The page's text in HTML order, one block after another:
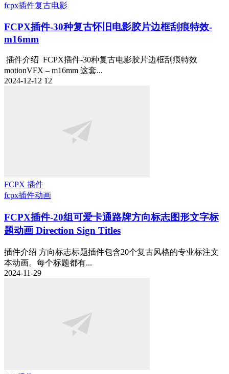
fcpx插件复古电影
FCPX插件-30种复古怀旧电影胶片边框刮痕特效-
m16mm
插件介绍 FCPX插件-30种复古电影胶片边框刮痕特效
motionVFX – m16mm 这套...
2024-12-12 12
FCPX 插件
fcpx插件动画
FCPX插件-20组可爱卡通路牌方向标志图形文字标
题动画 Direction Sign Titles
插件介绍 方向标志标题插件包含20个复古风格的专业标注文
本动画。每个标题都有...
2024-11-29